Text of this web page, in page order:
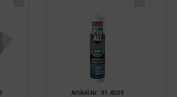
Artikel-Nr.: 91.4009